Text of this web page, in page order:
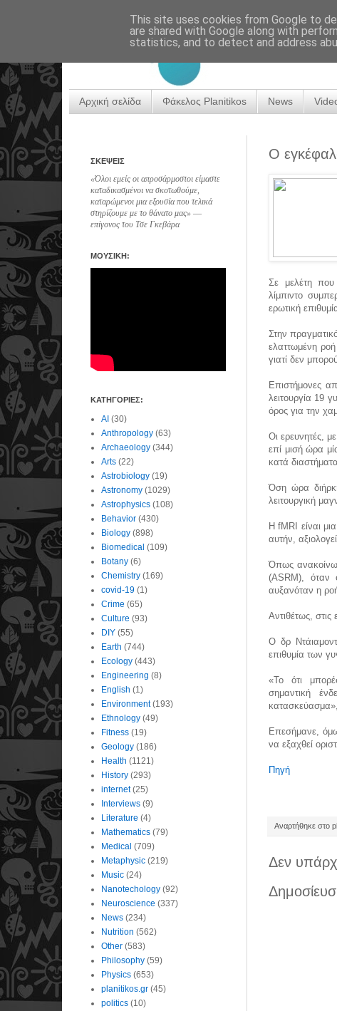
Αρχική σελίδα Φάκελος Planitikos News
Ο
Σε μελέτη
λίμπιντο
ερωτική
Στην
ελαττωμένη
γιατί δεν
Επιστήμονες
λειτουργία 19
όρος για την
Οι ερευνητές,
επί μισή ώρα
κατά
Όση ώρα
λειτουργική
Η fMRI είναι
αυτήν,
Όπως
(ASRM), όταν
αυξανόταν η
Αντιθέτως,
Ο δρ
επιθυμία των
«Το ότι
σημαντική
κατασκεύασμα»,
Επεσήμανε,
να εξαχθεί
Πηγή
Αναρτήθηκε στο
Δεν
ΣΚΕΨΕΙΣ
«Όλοι εμείς οι απροσάρμοστοι είμαστε
καταδικασμένοι να σκοτωθούμε,
καταρώμενοι μια εξουσία που τελικά
στηρίζουμε με το θάνατο μας» ―
επίγονος του Τσε Γκεβάρα
ΜΟΥΣΙΚΗ:
ΚΑΤΗΓΟΡΙΕΣ:
AI (30)
Anthropology (63)
Archaeology (344)
Arts (22)
Astrobiology (19)
Astronomy (1029)
Astrophysics (108)
Behavior (430)
Biology (898)
Biomedical (109)
Botany (6)
Chemistry (169)
covid-19 (1)
Crime (65)
Culture (93)
DIY (55)
Earth (744)
Ecology (443)
Engineering (8)
English (1)
Environment (193)
Ethnology (49)
Fitness (19)
Geology (186)
Health (1121)
History (293)
internet (25)
Interviews (9)
Literature (4)
Mathematics (79)
Medical (709)
Metaphysic (219)
Music (24)
Nanotechology (92)
Neuroscience (337)
News (234)
Nutrition (562)
Other (583)
Philosophy (59)
Physics (653)
planitikos.gr (45)
politics (10)
This site uses cookies from Google to
are shared with Google along with
statistics, and to detect and address